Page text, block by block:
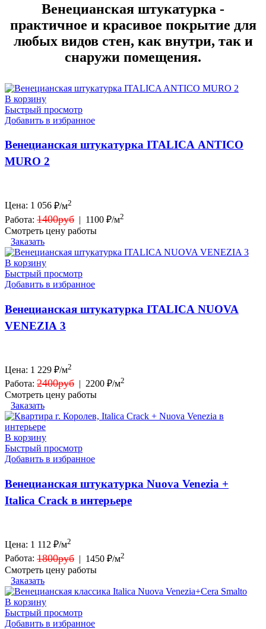
Венецианская штукатурка -
практичное и красивое покрытие для
любых видов стен, как внутри, так и
снаружи помещения.
В корзину
Быстрый просмотр
Добавить в избранное
Венецианская штукатурка ITALICA ANTICO
MURO 2
Цена: 1 056 ₽/м2
Работа: 1400руб | 1100 ₽/м2
Смотреть цену работы
Заказать
В корзину
Быстрый просмотр
Добавить в избранное
Венецианская штукатурка ITALICA NUOVA
VENEZIA 3
Цена: 1 229 ₽/м2
Работа: 2400руб | 2200 ₽/м2
Смотреть цену работы
Заказать
В корзину
Быстрый просмотр
Добавить в избранное
Венецианская штукатурка Nuova Venezia +
Italica Crack в интерьере
Цена: 1 112 ₽/м2
Работа: 1800руб | 1450 ₽/м2
Смотреть цену работы
Заказать
В корзину
Быстрый просмотр
Добавить в избранное